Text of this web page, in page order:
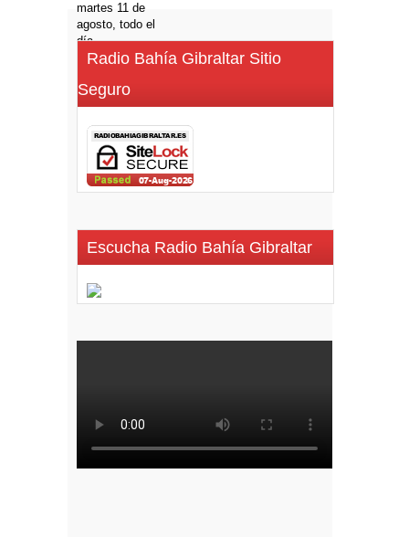
Radio Bahía Gibraltar Sitio
Seguro
Escucha Radio Bahía Gibraltar